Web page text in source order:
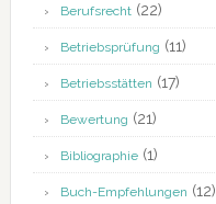
Berufsrecht(22)
Betriebsprüfung (11)
Betriebsstätten (17)
Bewertung (21)
Bibliographie(1)
Buch-Empfehlungen (12)